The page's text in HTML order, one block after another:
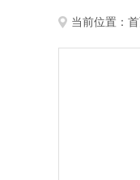
当前位置：